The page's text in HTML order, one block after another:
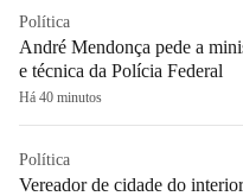
Política
André Mendonça pede a
e técnica da Polícia Federal
Há 40 minutos
Política
Vereador de cidade do